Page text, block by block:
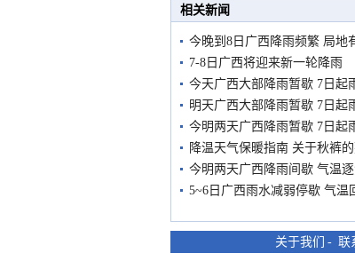
相关新闻
今晚到8日广西降雨频繁 局地
7-8日广西将迎来新一轮降雨
今天广西大部降雨暂歇 7日起
明天广西大部降雨暂歇 7日起
今明两天广西降雨暂歇 7日起
降温天气保暖指南 关于秋裤
今明两天广西降雨间歇 气温
5~6日广西雨水减弱停歇 气温
关于我们 - 联